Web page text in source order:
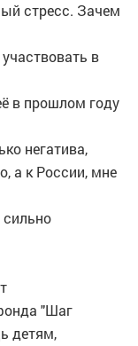
стресс. Зачем
в
в прошлом году
негатива,
а к России, мне
сильно
"Шаг
детям,